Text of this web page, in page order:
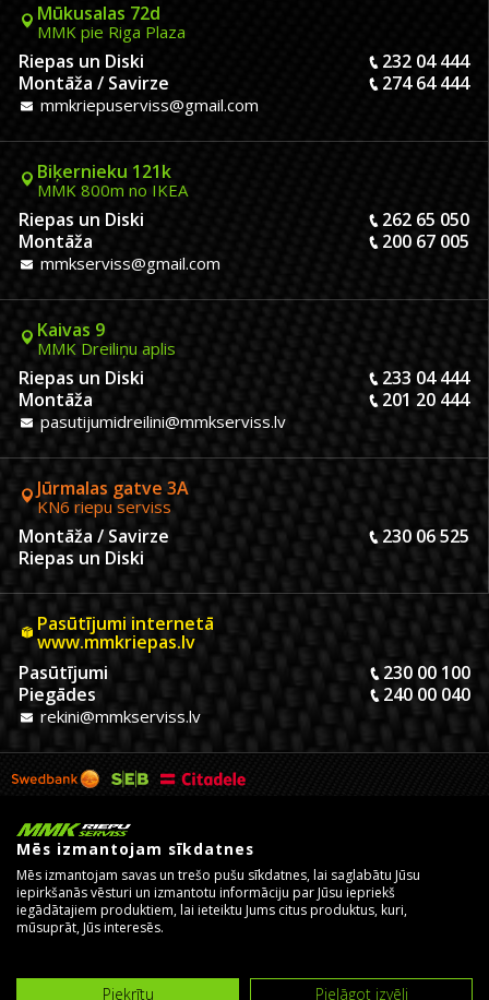
Mūkusalas 72d
MMK pie Riga Plaza
Riepas un Diski
232 04 444
Montāža / Savirze
274 64 444
mmkriepuserviss@gmail.com
Biķernieku 121k
MMK 800m no IKEA
Riepas un Diski
262 65 050
Montāža
200 67 005
mmkserviss@gmail.com
Kaivas 9
MMK Dreiliņu aplis
Riepas un Diski
233 04 444
Montāža
201 20 444
pasutijumidreilini@mmkserviss.lv
Jūrmalas gatve 3A
KN6 riepu serviss
Montāža / Savirze
230 06 525
Riepas un Diski
Pasūtījumi internetā
www.mmkriepas.lv
Pasūtījumi
230 00 100
Piegādes
240 00 040
rekini@mmkserviss.lv
Izstrādāja un uztureComStrive digitālā aģentūra
Mēs izmantojam sīkdatnes
Mēs izmantojam savas un trešo pušu sīkdatnes, lai saglabātu Jūsu
iepirkšanās vēsturi un izmantotu informāciju par Jūsu iepriekš
iegādātajiem produktiem, lai ieteiktu Jums citus produktus, kuri,
mūsuprāt, Jūs interesēs.
Piekrītu Pielāgot izvēli